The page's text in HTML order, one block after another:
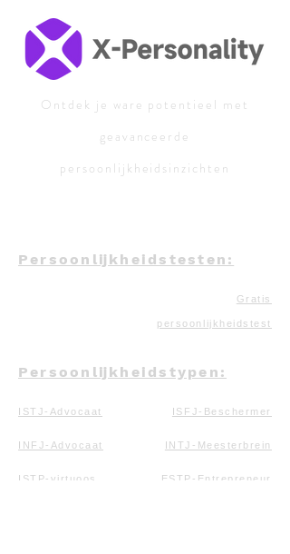
Ontdek je ware potentieel met
geavanceerde
persoonlijkheidsinzichten
Persoonlijkheidstesten:
Gratis
persoonlijkheidstest
Persoonlijkheidstypen:
ISTJ-Advocaat
INFJ-Advocaat
ISTP-virtuoos
ISFJ-Beschermer
INTJ-Meesterbrein
ESTP-Entrepreneur